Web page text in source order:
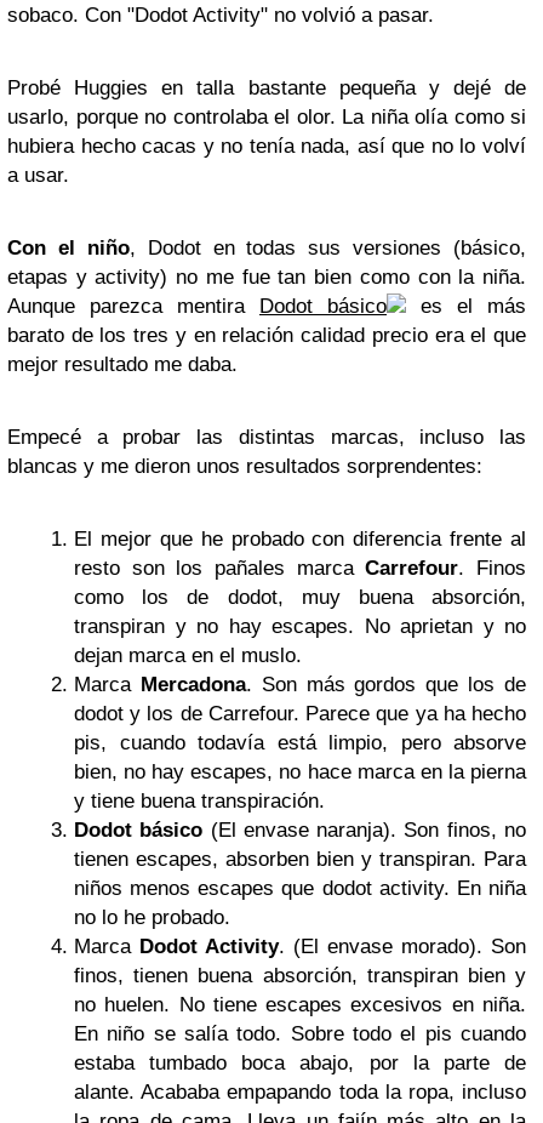
sobaco. Con "Dodot Activity" no volvió a pasar.
Probé Huggies en talla bastante pequeña y dejé de
usarlo, porque no controlaba el olor. La niña olía como si
hubiera hecho cacas y no tenía nada, así que no lo volví
a usar.
Con el niño, Dodot en todas sus versiones (básico,
etapas y activity) no me fue tan bien como con la niña.
Aunque parezca mentira Dodot básico
es el más
barato de los tres y en relación calidad precio era el que
mejor resultado me daba.
Empecé a probar las distintas marcas, incluso las
blancas y me dieron unos resultados sorprendentes:
El mejor que he probado con diferencia frente al
resto son los pañales marcaCarrefour. Finos
como los de dodot, muy buena absorción,
transpiran y no hay escapes. No aprietan y no
dejan marca en el muslo.
Marca Mercadona. Son más gordos que los de
dodot y los de Carrefour. Parece que ya ha hecho
pis, cuando todavía está limpio, pero absorve
bien, no hay escapes, no hace marca en la pierna
y tiene buena transpiración.
Dodot básico (El envase naranja). Son finos, no
tienen escapes, absorben bien y transpiran. Para
niños menos escapes que dodot activity. En niña
no lo he probado.
Marca Dodot Activity. (El envase morado). Son
finos, tienen buena absorción, transpiran bien y
no huelen. No tiene escapes excesivos en niña.
En niño se salía todo. Sobre todo el pis cuando
estaba tumbado boca abajo, por la parte de
alante. Acababa empapando toda la ropa, incluso